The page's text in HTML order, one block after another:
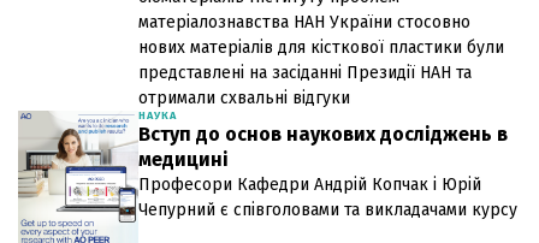
матеріалознавства НАН України стосовно
нових матеріалів для кісткової пластики були
представлені на засіданні Президії НАН та
отримали схвальні відгуки
НАУКА
Вступ до основ наукових досліджень в
медицині
Професори Кафедри Андрій Копчак і Юрій
Чепурний є співголовами та викладачами курсу